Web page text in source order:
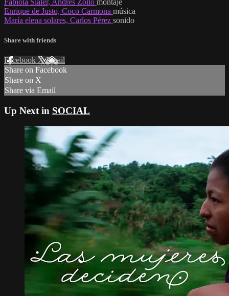
Fabiola Sialer, Andrés Zoilo montaje
Enrique de Justo, Coco Carmona música
María elena solares, Carlos Pérez sonido
Share with friends
Facebook XEmail
Share on Facebook
Share on X
Share via Email
Up Next in SOCIAL